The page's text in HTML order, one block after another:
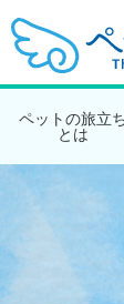
ペットの旅立
とは